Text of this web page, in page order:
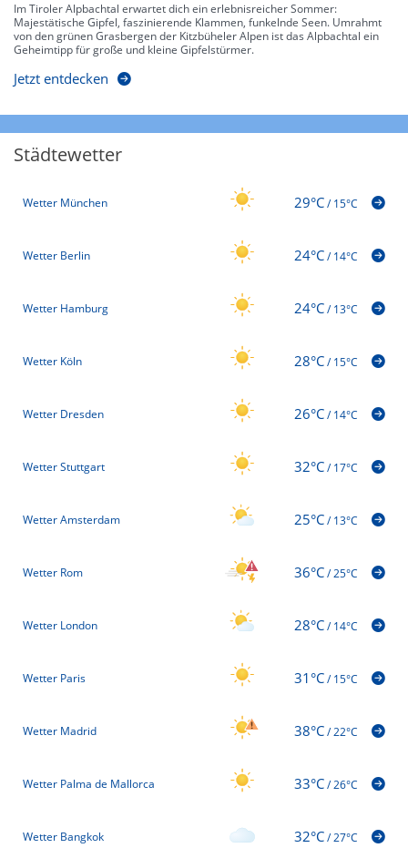
Im Tiroler Alpbachtal erwartet dich ein erlebnisreicher Sommer:
Majestätische Gipfel, faszinierende Klammen, funkelnde Seen. Umrahmt
von den grünen Grasbergen der Kitzbüheler Alpen ist das Alpbachtal ein
Geheimtipp für große und kleine Gipfelstürmer.
Jetzt entdecken
Städtewetter
Wetter München 29°C/15°C
Wetter Berlin 24°C/14°C
Wetter Hamburg 24°C/13°C
Wetter Köln 28°C/15°C
Wetter Dresden 26°C/14°C
Wetter Stuttgart 32°C/17°C
Wetter Amsterdam 25°C/13°C
Wetter Rom 36°C/25°C
Wetter London 28°C/14°C
Wetter Paris 31°C/15°C
Wetter Madrid 38°C/22°C
Wetter Palma de Mallorca 33°C/26°C
Wetter Bangkok 32°C/27°C